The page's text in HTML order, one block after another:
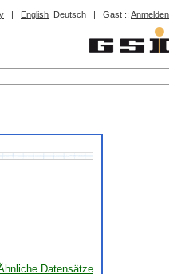
| English Deutsch | Gast :: Anmelden
Datensätze